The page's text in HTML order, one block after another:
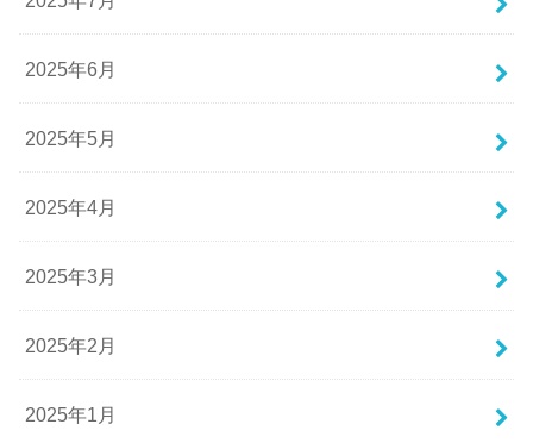
2025年6月
2025年5月
2025年4月
2025年3月
2025年2月
2025年1月